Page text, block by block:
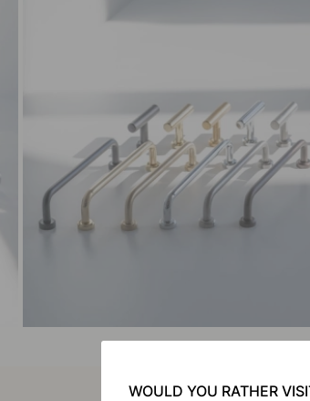
WOULD YOU RATHER